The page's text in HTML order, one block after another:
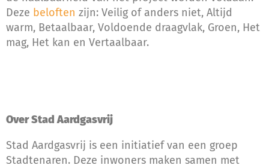
Deze beloften zijn: Veilig of anders niet, Altijd
warm, Betaalbaar, Voldoende draagvlak, Groen, Het
mag, Het kan en Vertaalbaar.
Over Stad Aardgasvrij
Stad Aardgasvrij is een initiatief van een groep
Stadtenaren. Deze inwoners maken samen met